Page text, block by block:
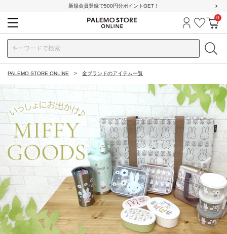
新規会員登録で500円分ポイントGET！
ログイン
お気に
カ
0
PALEMO STORE ONLINE 全ブランドのアイテム一覧